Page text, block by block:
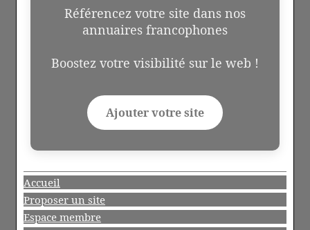
Référencez votre site dans nos
annuaires francophones
Boostez votre visibilité sur le web !
Ajouter votre site
Accueil
Proposer un site
Espace membre